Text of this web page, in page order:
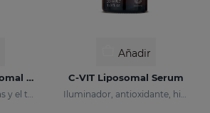
AZELAC RU Liposomal Serum
Previene las manchas y el tono desigual de la piel
Añadir
C-VIT Liposomal Serum
Iluminador, antioxidante, hidratante y antiarrugas